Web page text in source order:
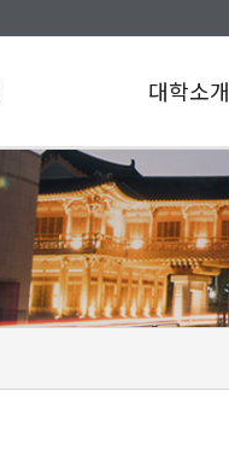
대학소개
학장인사말
연혁
역대학장
교수/재학생
현황
사명/비전
관련지침